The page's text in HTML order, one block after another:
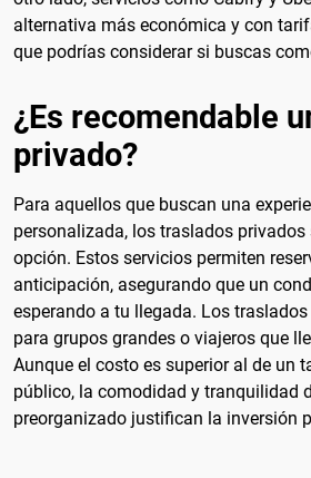
alternativa más económica y con
que podrías considerar si buscas
¿Es recomendable
privado?
Para aquellos que buscan una
personalizada, los traslados privados
opción. Estos servicios permiten
anticipación, asegurando que un
esperando a tu llegada. Los
para grupos grandes o viajeros que
Aunque el costo es superior al de un
público, la comodidad y tranquilidad
preorganizado justifican la inversión